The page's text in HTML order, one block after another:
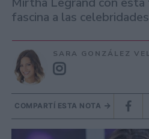
fascina a las
SARA GONZÁLEZ
COMPARTÍ ESTA NOTA